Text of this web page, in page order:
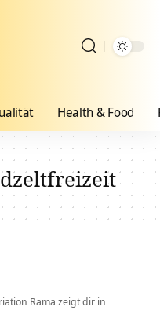
Health & Food
Rama zeigt dir in